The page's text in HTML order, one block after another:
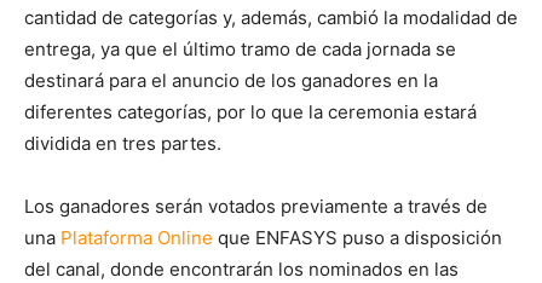
cantidad de categorías y, además, cambió la modalidad de
entrega, ya que el último tramo de cada jornada se
destinará para el anuncio de los ganadores en la
diferentes categorías, por lo que la ceremonia estará
dividida en tres partes.
Los ganadores serán votados previamente a través de
una Plataforma Online que ENFASYS puso a disposición
del canal, donde encontrarán los nominados en las